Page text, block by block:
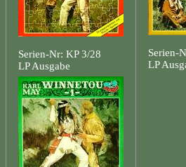
Serien-Nr: KP 3/28
LP Ausgabe
Serien-
LP